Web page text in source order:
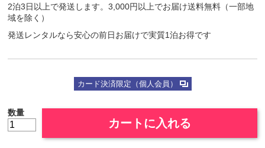
2泊3日以上で発送します。3,000円以上でお届け送料無料（一部地
域を除く）
発送レンタルなら安心の前日お届けで実質1泊お得です
カード決済限定（個人会員）
数量
カートに入れる